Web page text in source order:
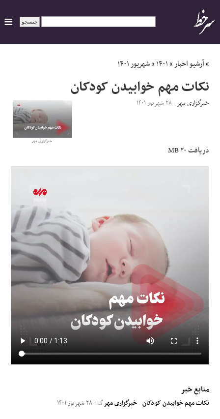
ایران
سیاسی
جهان
فرهنگی و هنری
مقالات
»آرشیو اخبار»۱۴۰۱»شهریور ۱۴۰۱
نکات مهم خوابیدن کودکان
خبرگزاری مهر
خبرگزاری مهر- ۲۸ شهریور ۱۴۰۱
دریافت۲۰ MB
منابع خبر
نکات مهم خوابیدن کودکان-خبرگزاری مهر - ۲۸ شهریور ۱۴۰۱